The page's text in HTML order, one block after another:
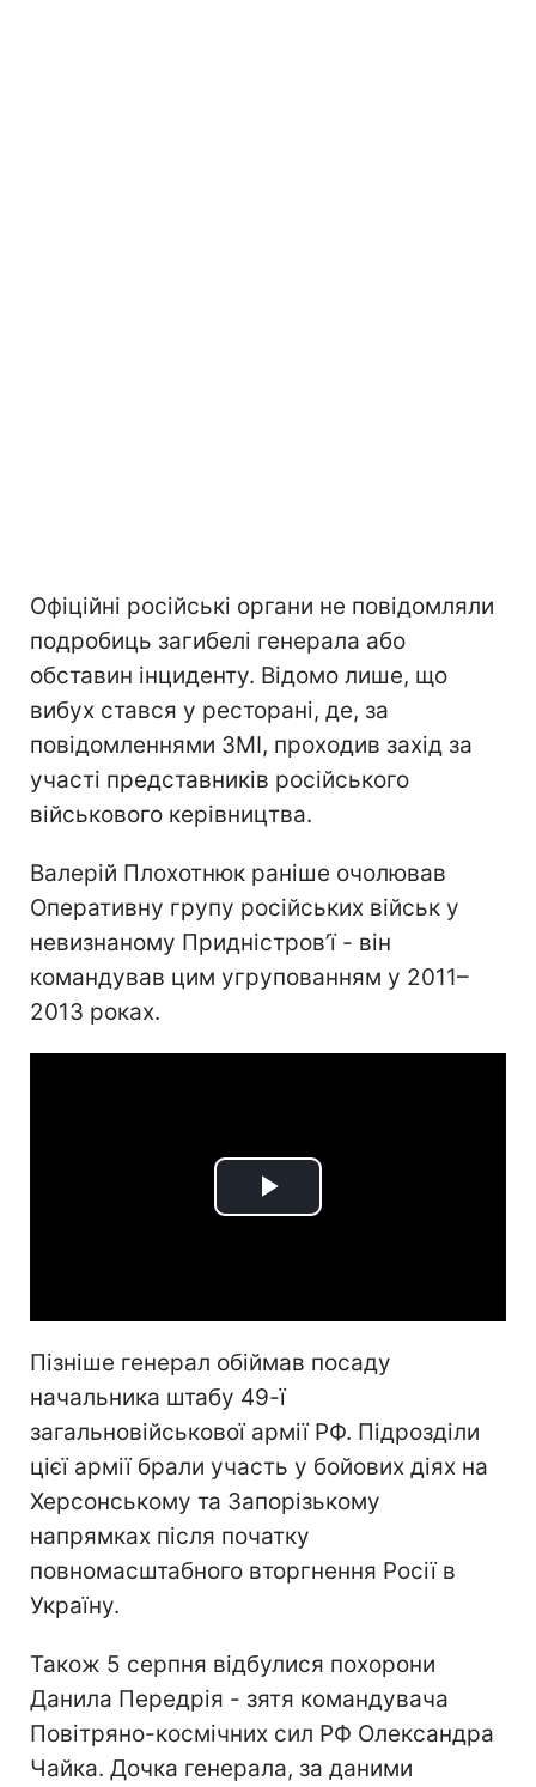
Офіційні російські органи не повідомляли
подробиць загибелі генерала або
обставин інциденту. Відомо лише, що
вибух стався у ресторані, де, за
повідомленнями ЗМІ, проходив захід за
участі представників російського
військового керівництва.
Валерій Плохотнюк раніше очолював
Оперативну групу російських військ у
невизнаному Придністров’ї - він
командував цим угрупованням у 2011–
2013 роках.
Play
Пізніше генерал обіймав посаду
начальника штабу 49-ї
загальновійськової армії РФ. Підрозділи
цієї армії брали участь у бойових діях на
Херсонському та Запорізькому
напрямках після початку
повномасштабного вторгнення Росії в
Україну.
Також 5 серпня відбулися похорони
Данила Передрія - зятя командувача
Повітряно-космічних сил РФ Олександра
Чайка. Дочка генерала, за даними